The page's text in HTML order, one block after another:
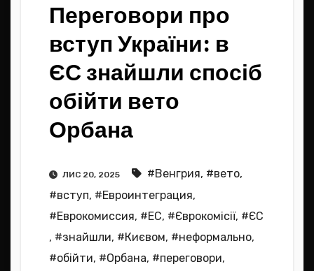
Переговори про
вступ України: в
ЄС знайшли спосіб
обійти вето
Орбана
ЛИС 20, 2025 #Венгрия, #вето,
#вступ, #Евроинтеграция,
#Еврокомиссия, #ЕС, #Єврокомісії, #ЄС
, #знайшли, #Києвом, #неформально,
#обійти, #Орбана, #переговори,